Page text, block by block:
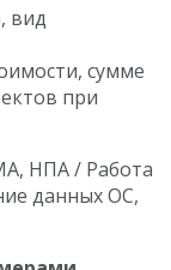
вид
сумме
при
НПА / Работа
данных ОС,